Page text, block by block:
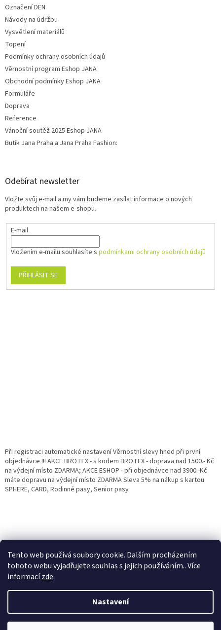
Tento web používá soubory cookie. Dalším procházením
tohoto webu vyjadřujete souhlas s jejich používáním.. Více
informacízde.
Nastavení
nastavená Věrnostní sleva 3% - 10% na Všechny Vaše další nákupy. Čím
víc nakoupíte, tím větší slevu můžete získat. Vaše objednávky se sčítají.
Využít můžete i "Slevové kody" nebo DOPRAVU ZDARMA. Přejeme
Označení DEN
Návody na údržbu
Vysvětlení materiálů
Topení
Podmínky ochrany osobních údajů
Věrnostní program Eshop JANA
Obchodní podmínky Eshop JANA
Formuláře
Doprava
Reference
Vánoční soutěž 2025 Eshop JANA
Butik Jana Praha a Jana Praha Fashion:
Odebírat newsletter
Vložte svůj e-mail a my vám budeme zasílat informace o nových
produktech na našem e-shopu.
E-mail
Vložením e-mailu souhlasíte s podmínkami ochrany osobních údajů
PŘIHLÁSIT SE
Při registraci automatické nastavení Věrnostní slevy hned při první
objednávce !!! AKCE BROTEX - s kodem BROTEX - doprava nad 1500.- Kč
na výdejní místo ZDARMA; AKCE ESHOP - při objednávce nad 3900.-Kč
máte dopravu na výdejní místo ZDARMA Sleva 5% na nákup s kartou
SPHERE, CARD, Rodinné pasy, Senior pasy
Copyright 2026Eshop Jana. Všechna práva vyhrazena.